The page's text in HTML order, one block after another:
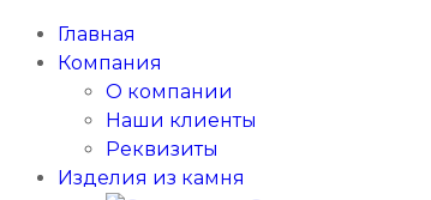
Главная
Компания
О компании
Наши клиенты
Реквизиты
Изделия из камня